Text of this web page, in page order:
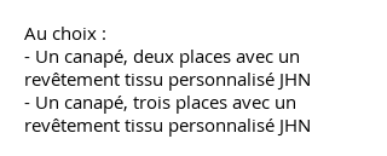
Au choix :
- Un canapé, deux places avec un
revêtement tissu personnalisé JHN
- Un canapé, trois places avec un
revêtement tissu personnalisé JHN